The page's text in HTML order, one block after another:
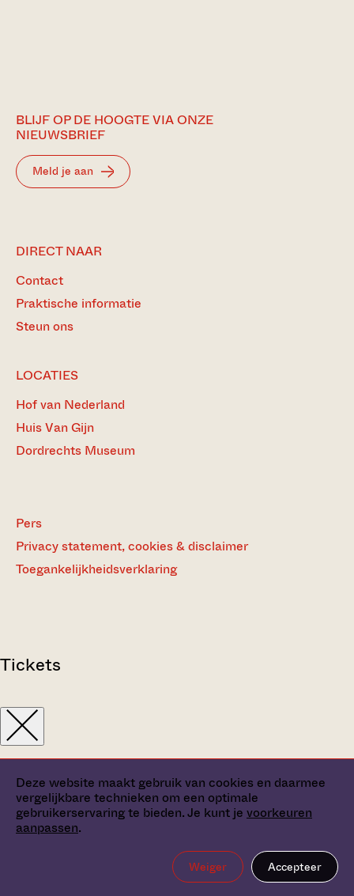
Deze website maakt gebruik van cookies en daarmee
vergelijkbare technieken om een optimale
gebruikerservaring te bieden. Je kunt je voorkeuren
aanpassen.
Weiger Accepteer
BLIJF OP DE HOOGTE VIA ONZE
NIEUWSBRIEF
Meld je aan
DIRECT NAAR
Contact
Praktische informatie
Steun ons
LOCATIES
Hof van Nederland
Huis Van Gijn
Dordrechts Museum
Pers
Privacy statement, cookies & disclaimer
Toegankelijkheidsverklaring
Tickets